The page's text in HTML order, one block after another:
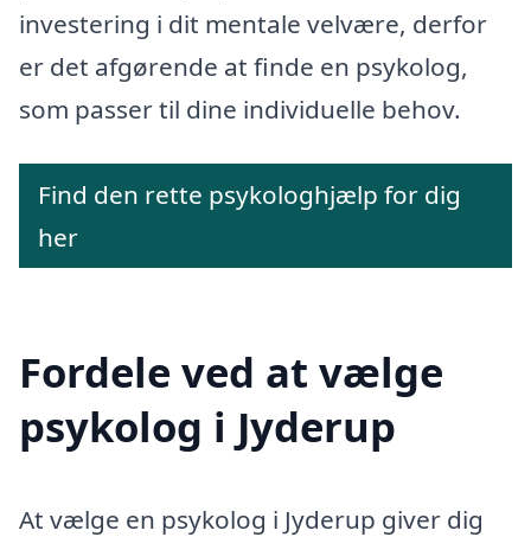
investering i dit mentale velvære, derfor
er det afgørende at finde en psykolog,
som passer til dine individuelle behov.
Find den rette psykologhjælp for dig
her
Fordele ved at vælge
psykolog i Jyderup
At vælge en psykolog i Jyderup giver dig